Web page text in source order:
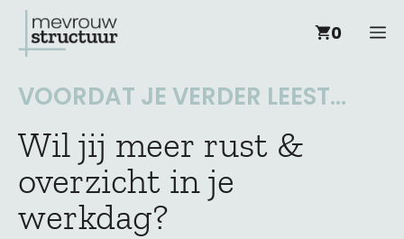
naar
0
VOORDAT JE VERDER LEEST...
Wil jij meer rust &
overzicht in je
werkdag?